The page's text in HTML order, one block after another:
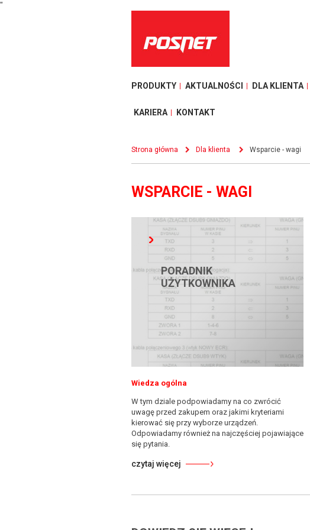
"
PRODUKTY AKTUALNOŚCI DLA KLIENTA
KARIERA KONTAKT
Strona główna Dla klienta Wsparcie - wagi
WSPARCIE - WAGI
PORADNIK
UŻYTKOWNIKA
Wiedza ogólna
W tym dziale podpowiadamy na co zwrócić
uwagę przed zakupem oraz jakimi kryteriami
kierować się przy wyborze urządzeń.
Odpowiadamy również na najczęściej pojawiające
się pytania.
czytaj więcej